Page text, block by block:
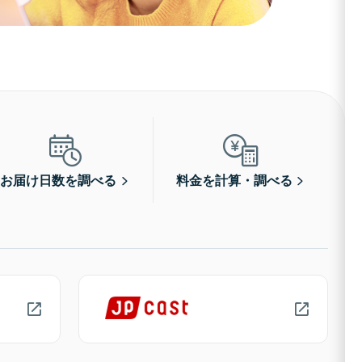
お届け日数を調べる 料金を計算・調べる